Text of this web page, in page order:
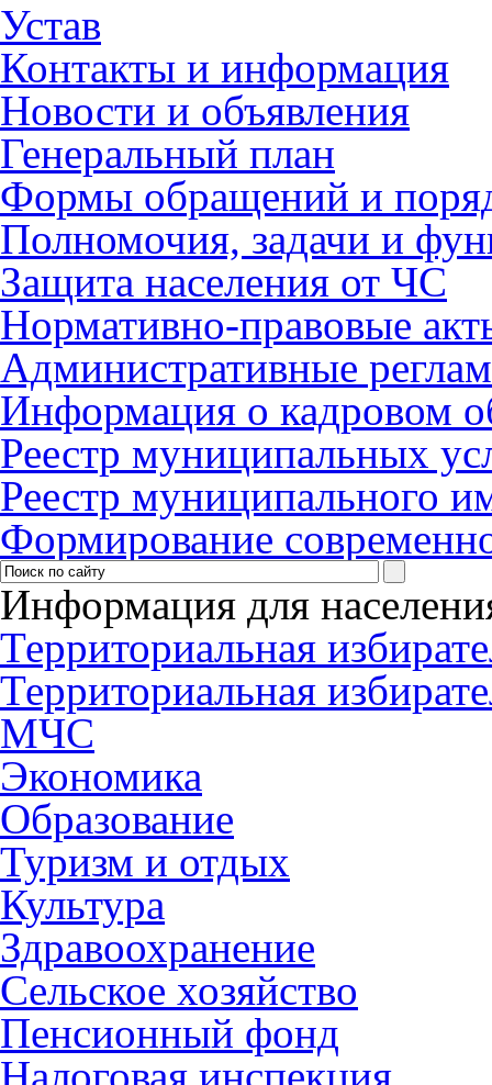
Устав
Контакты и информация
Новости и объявления
Генеральный план
Формы обращений и
Полномочия, задачи и
Защита населения от ЧС
Нормативно-правовые
Административные
Информация о кадровом
Реестр муниципальных
Реестр муниципального
Формирование
Информация для
Территориальная
Территориальная
МЧС
Экономика
Образование
Туризм и отдых
Культура
Здравоохранение
Сельское хозяйство
Пенсионный фонд